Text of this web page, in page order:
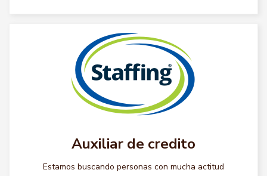
Auxiliar de credito
Estamos buscando personas con mucha actitud